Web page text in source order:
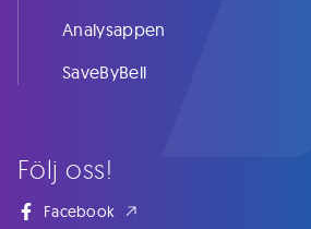
Följ oss!
Facebook
Analysappen
SaveByBell